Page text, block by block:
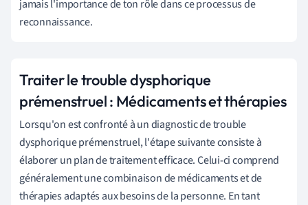
jamais l'importance de ton rôle dans ce processus de
reconnaissance.
Traiter le trouble dysphorique
prémenstruel : Médicaments et thérapies
Lorsqu'on est confronté à un diagnostic de trouble
dysphorique prémenstruel, l'étape suivante consiste à
élaborer un plan de traitement efficace. Celui-ci comprend
généralement une combinaison de médicaments et de
thérapies adaptés aux besoins de la personne. En tant